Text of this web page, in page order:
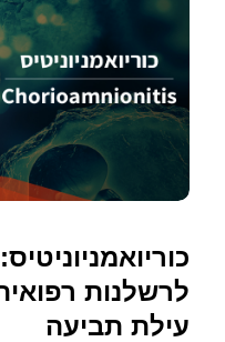
לרשלנות
עילת תביעה